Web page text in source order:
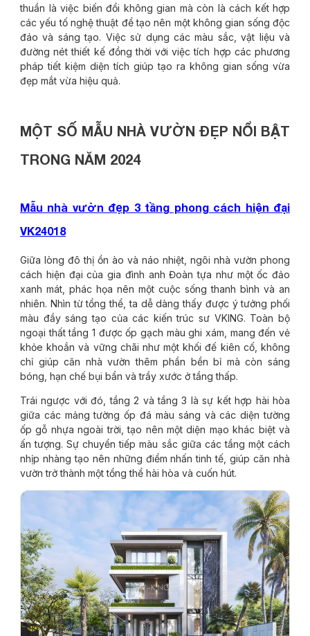
thuần là việc biến đổi không gian mà còn là cách kết hợp
các yếu tố nghệ thuật để tạo nên một không gian sống độc
đáo và sáng tạo. Việc sử dụng các màu sắc, vật liệu và
đường nét thiết kế đồng thời với việc tích hợp các phương
pháp tiết kiệm diện tích giúp tạo ra không gian sống vừa
đẹp mắt vừa hiệu quả.
MỘT SỐ MẪU NHÀ VƯỜN ĐẸP NỔI BẬT
TRONG NĂM 2024
Mẫu nhà vườn đẹp 3 tầng phong cách hiện đại
VK24018
Giữa lòng đô thị ồn ào và náo nhiệt, ngôi nhà vườn phong
cách hiện đại của gia đình anh Đoàn tựa như một ốc đảo
xanh mát, phác họa nên một cuộc sống thanh bình và an
nhiên. Nhìn từ tổng thể, ta dễ dàng thấy được ý tưởng phối
màu đầy sáng tạo của các kiến trúc sư VKING. Toàn bộ
ngoại thất tầng 1 được ốp gạch màu ghi xám, mang đến vẻ
khỏe khoắn và vững chãi như một khối đế kiên cố, không
chỉ giúp căn nhà vườn thêm phần bền bỉ mà còn sáng
bóng, hạn chế bụi bẩn và trầy xước ở tầng thấp.
Trái ngược với đó, tầng 2 và tầng 3 là sự kết hợp hài hòa
giữa các mảng tường ốp đá màu sáng và các diện tường
ốp gỗ nhựa ngoài trời, tạo nên một diện mạo khác biệt và
ấn tượng. Sự chuyển tiếp màu sắc giữa các tầng một cách
nhịp nhàng tạo nên những điểm nhấn tinh tế, giúp căn nhà
vườn trở thành một tổng thể hài hòa và cuốn hút.